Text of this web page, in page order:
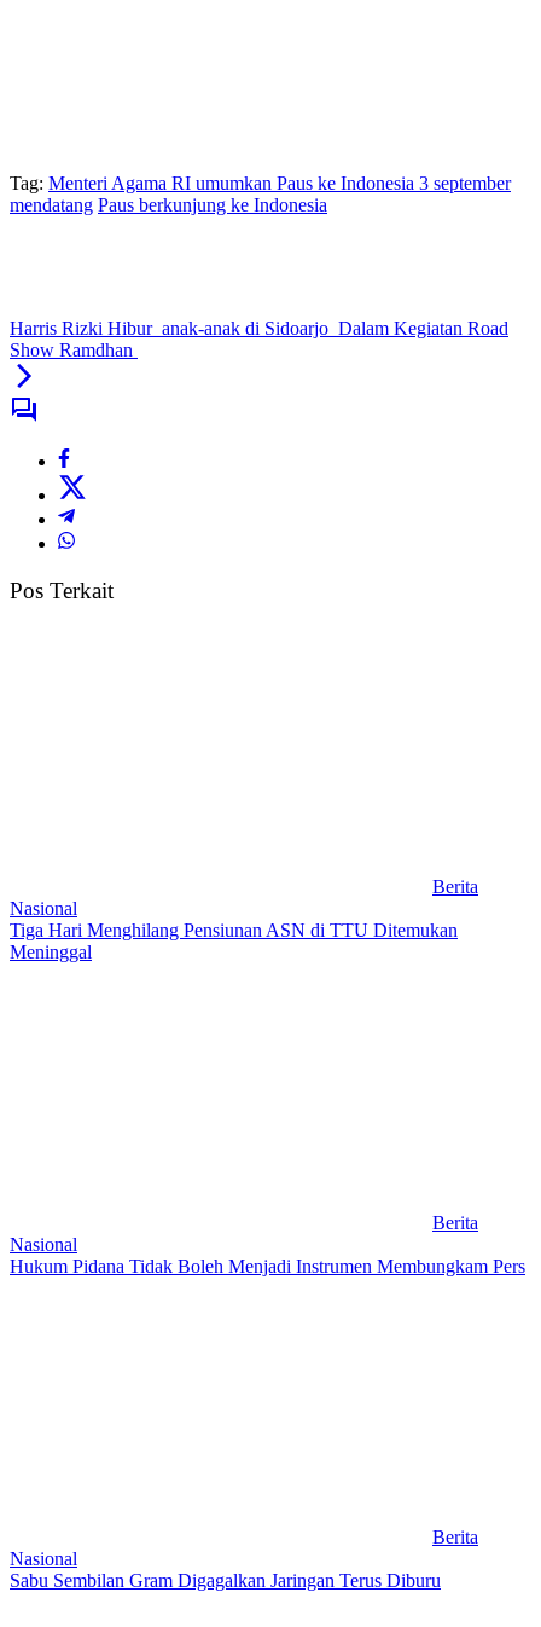
Tag: Menteri Agama RI umumkan Paus ke Indonesia 3 september
mendatang Paus berkunjung ke Indonesia
Harris Rizki Hibur anak-anak di Sidoarjo Dalam Kegiatan Road
Show Ramdhan
Pos Terkait
Berita
Nasional
Tiga Hari Menghilang Pensiunan ASN di TTU Ditemukan
Meninggal
Berita
Nasional
Hukum Pidana Tidak Boleh Menjadi Instrumen Membungkam Pers
Berita
Nasional
Sabu Sembilan Gram Digagalkan Jaringan Terus Diburu